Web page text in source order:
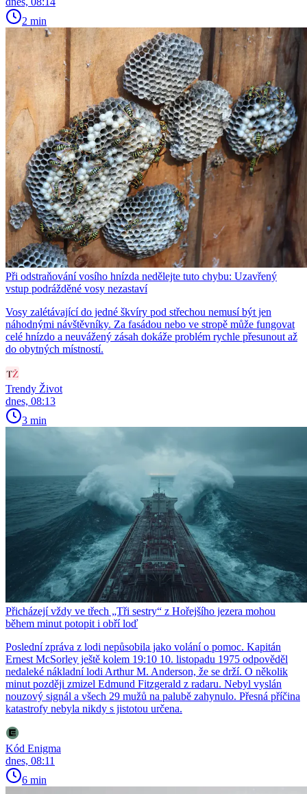
2 min
Při odstraňování vosího hnízda nedělejte tuto chybu: Uzavřený
vstup podrážděné vosy nezastaví
Vosy zalétávající do jedné škvíry pod střechou nemusí být jen
náhodnými návštěvníky. Za fasádou nebo ve stropě může fungovat
celé hnízdo a neuvážený zásah dokáže problém rychle přesunout až
do obytných místností.
Trendy Život
dnes, 08:13
3 min
Přicházejí vždy ve třech „Tři sestry“ z Hořejšího jezera mohou
během minut potopit i obří loď
Poslední zpráva z lodi nepůsobila jako volání o pomoc. Kapitán
Ernest McSorley ještě kolem 19:10 10. listopadu 1975 odpověděl
nedaleké nákladní lodi Arthur M. Anderson, že se drží. O několik
minut později zmizel Edmund Fitzgerald z radaru. Nebyl vyslán
nouzový signál a všech 29 mužů na palubě zahynulo. Přesná příčina
katastrofy nebyla nikdy s jistotou určena.
Kód Enigma
dnes, 08:11
6 min